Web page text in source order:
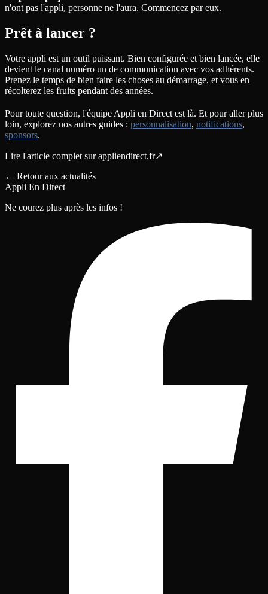
n'ont pas l'appli, personne ne l'aura. Commencez par eux.
Prêt à lancer ?
Votre appli est un outil puissant. Bien configurée et bien lancée, elle
devient le canal numéro un de communication avec vos adhérents.
Prenez le temps de bien faire les choses au démarrage, et vous en
récolterez les fruits pendant des années.
Pour toute question, l'équipe Appli en Direct est là. Et pour aller plus
loin, explorez nos autres guides : personnalisation, notifications,
sponsors.
Lire l'article complet sur appliendirect.fr↗
← Retour aux actualités
Appli En Direct
Ne courez plus après les infos !